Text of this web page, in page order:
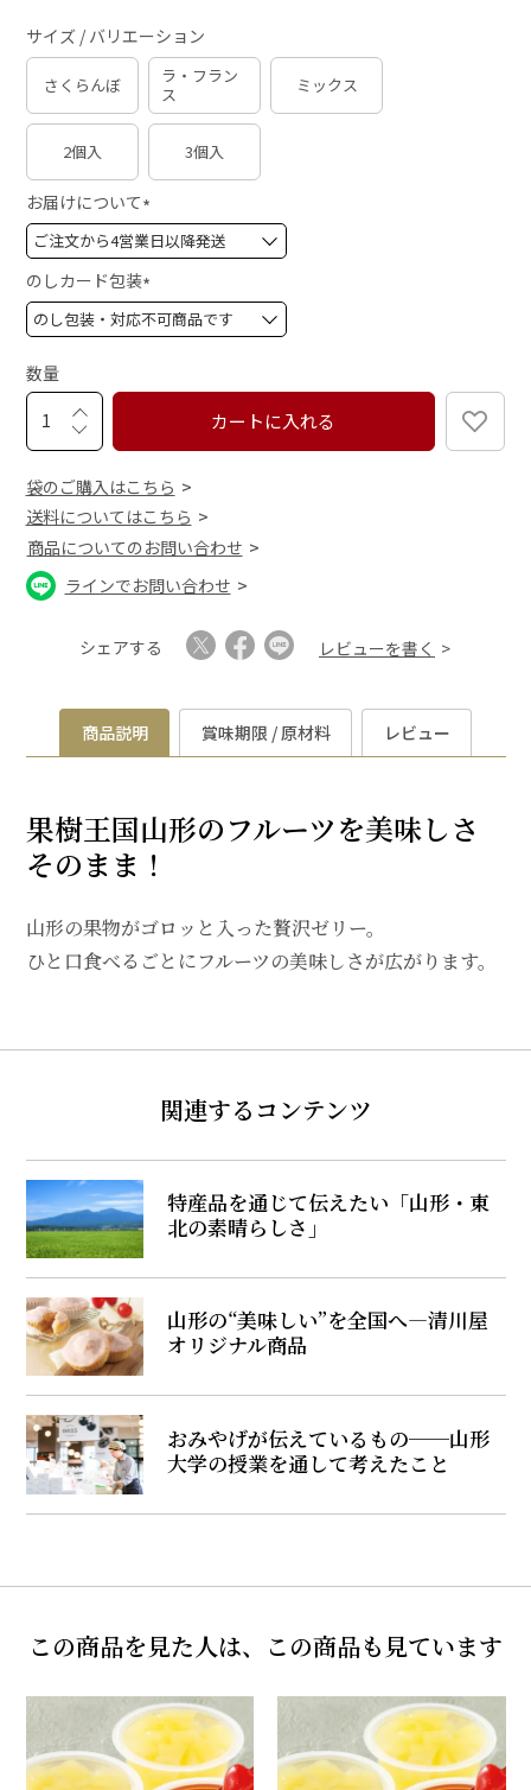
サイズ / バリエーション
さくらんぼ
ラ・フラン
ス
ミックス
2個入 3個入
お届けについて
(
必
須
)
のしカード包装
(
必
数量
カートに入れる
袋のご購入はこちら
送料についてはこちら
商品についてのお問い合わせ
ラインでお問い合わせ
シェアする レビューを書く
商品説明 賞味期限 / 原材料 レビュー
果樹王国山形のフルーツを美味しさ
そのまま！
山形の果物がゴロッと入った贅沢ゼリー。
ひと口食べるごとにフルーツの美味しさが広がります。
関連するコンテンツ
特産品を通じて伝えたい「山形・東
北の素晴らしさ」
山形の“美味しい”を全国へ―清川屋
オリジナル商品
おみやげが伝えているもの──山形
大学の授業を通して考えたこと
この商品を見た人は、この商品も見ています